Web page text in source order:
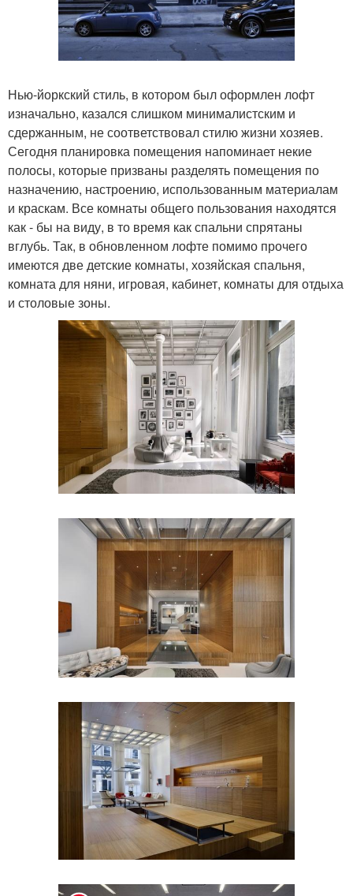
Нью-йоркский стиль, в котором был оформлен лофт
изначально, казался слишком минималистским и
сдержанным, не соответствовал стилю жизни хозяев.
Сегодня планировка помещения напоминает некие
полосы, которые призваны разделять помещения по
назначению, настроению, использованным материалам
и краскам. Все комнаты общего пользования находятся
как - бы на виду, в то время как спальни спрятаны
вглубь. Так, в обновленном лофте помимо прочего
имеются две детские комнаты, хозяйская спальня,
комната для няни, игровая, кабинет, комнаты для отдыха
и столовые зоны.